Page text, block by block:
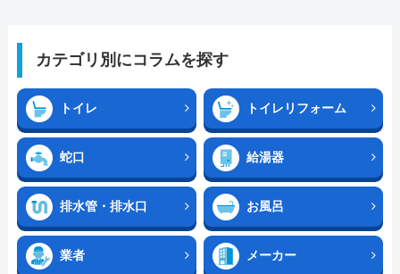
カテゴリ別にコラムを探す
トイレ トイレリフォーム
蛇口 給湯器
排水管・排水口 お風呂
業者 メーカー